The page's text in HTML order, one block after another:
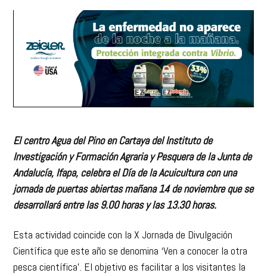
El centro Agua del Pino en Cartaya del Instituto de
Investigación y Formación Agraria y Pesquera de la Junta de
Andalucía, Ifapa, celebra el Día de la Acuicultura con una
jornada de puertas abiertas mañana 14 de noviembre que se
desarrollará entre las 9.00 horas y las 13.30 horas.
Esta actividad coincide con la X Jornada de Divulgación
Científica que este año se denomina ‘Ven a conocer la otra
pesca científica’. El objetivo es facilitar a los visitantes la